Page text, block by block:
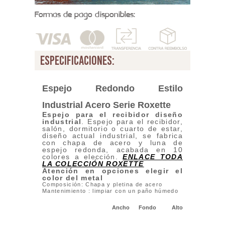
Formas de pago disponibles:
especificaciones:
Espejo Redondo Estilo
Industrial Acero Serie Roxette
Espejo
para el recibidor diseño
industrial. Espejo para el recibidor,
salón, dormitorio o cuarto de estar,
diseño actual industrial, se fabrica
con chapa de acero y luna de
espejo redonda, acabada en 10
colores a elección.ENLACE TODA
LA COLECCIÓN ROXETTE
Atención en opciones elegir el
color del metal
Composición: Chapa y pletina de acero
Mantenimiento : limpiar con un paño húmedo
Ancho Fondo Alto